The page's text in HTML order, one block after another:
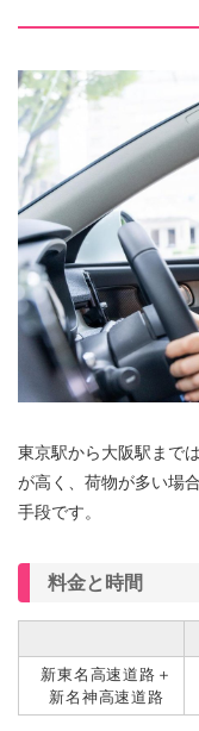
東京駅から大阪駅まで
が高く、荷物が多い場
手段です。
料金と時間
新東名高速道路＋
新名神高速道路